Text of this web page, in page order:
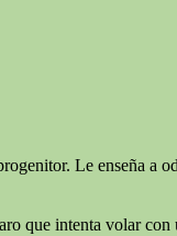
Le enseña a
que intenta volar con